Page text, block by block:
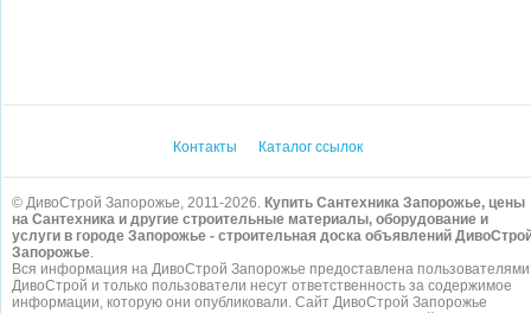
Контакты Каталог ссылок
© ДивоСтрой Запорожье, 2011-2026. Купить Сантехника Запорожье, цены
на Сантехника и другие строительные материалы, оборудование и
услуги в городе Запорожье - строительная доска объявлений
Запорожье.
Вся информация на ДивоСтрой Запорожье предоставлена пользователями
ДивоСтрой и только пользователи несут ответственность за содержимое
информации, которую они опубликовали. Сайт ДивоСтрой Запорожье